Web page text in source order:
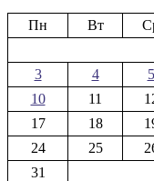
Пн
Вт
3
4 5
10
11
17
18
24
25
31